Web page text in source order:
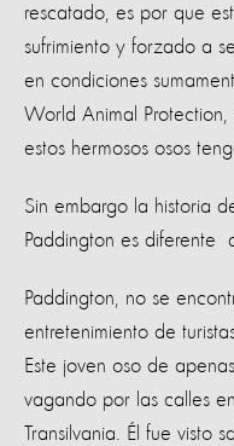
rescatado, es por que
sufrimiento y forzado a
en condiciones
World Animal
estos hermosos osos
Sin embargo la historia
Paddington es diferente
Paddington, no se
entretenimiento de
Este joven oso de
vagando por las calles
Transilvania. Él fue visto